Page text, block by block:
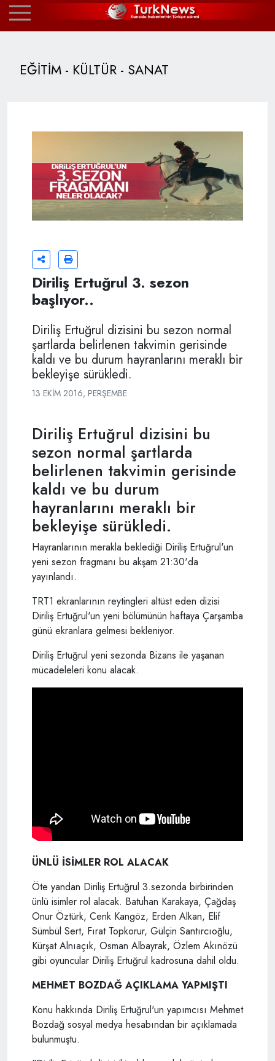
EĞİTİM - KÜLTÜR - SANAT
Diriliş Ertuğrul 3. sezon
başlıyor..
Diriliş Ertuğrul dizisini bu sezon normal
şartlarda belirlenen takvimin gerisinde
kaldı ve bu durum hayranlarını meraklı bir
bekleyişe sürükledi.
13 EKIM 2016, PERŞEMBE
Diriliş Ertuğrul dizisini bu
sezon normal şartlarda
belirlenen takvimin gerisinde
kaldı ve bu durum
hayranlarını meraklı bir
bekleyişe sürükledi.
Hayranlarının merakla beklediği Diriliş Ertuğrul'un
yeni sezon fragmanı bu akşam 21:30'da
yayınlandı.
TRT1 ekranlarının reytingleri altüst eden dizisi
Diriliş Ertuğrul'un yeni bölümünün haftaya Çarşamba
günü ekranlara gelmesi bekleniyor.
Diriliş Ertuğrul yeni sezonda Bizans ile yaşanan
mücadeleleri konu alacak.
ÜNLÜ İSİMLER ROL ALACAK
Öte yandan Diriliş Ertuğrul 3.sezonda birbirinden
ünlü isimler rol alacak. Batuhan Karakaya, Çağdaş
Onur Öztürk, Cenk Kangöz, Erden Alkan, Elif
Sümbül Sert, Fırat Topkorur, Gülçin Santırcıoğlu,
Kürşat Alnıaçık, Osman Albayrak, Özlem Akınözü
gibi oyuncular Diriliş Ertuğrul kadrosuna dahil oldu.
MEHMET BOZDAĞ AÇIKLAMA YAPMIŞTI
Konu hakkında Diriliş Ertuğrul'un yapımcısı Mehmet
Bozdağ sosyal medya hesabından bir açıklamada
bulunmuştu.